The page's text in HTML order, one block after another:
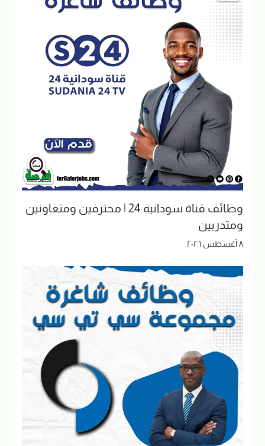
وظائف قناة سودانية 24 | محترفين ومتعاونين
ومتدربين
٨ أغسطس ٢٠٢٦